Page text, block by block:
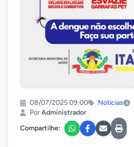
08/07/2025 09:00 Notícias
PorAdministrador
Compartilhe: